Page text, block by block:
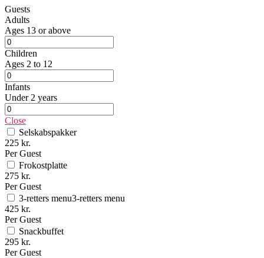
Guests
Adults
Ages 13 or above
Children
Ages 2 to 12
Infants
Under 2 years
Close
Selskabspakker
225 kr.
Per Guest
Frokostplatte
275 kr.
Per Guest
3-retters menu3-retters menu
425 kr.
Per Guest
Snackbuffet
295 kr.
Per Guest